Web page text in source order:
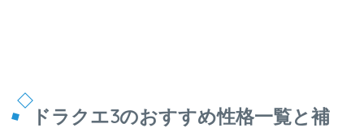
ドラクエ3のおすすめ性格一覧と補